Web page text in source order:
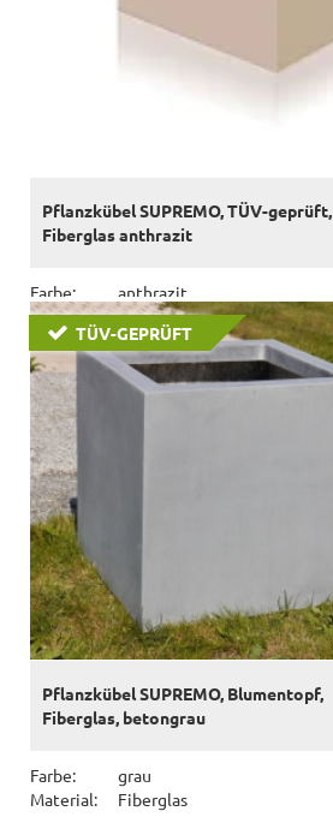
Pflanzkübel SUPREMO, TÜV-geprüft,
Fiberglas anthrazit
Farbe:
anthrazit
Material:
Fiberglas
Größe:
L50x B50x H50 cm
TÜV-GEPRÜFT
Pflanzkübel SUPREMO, Blumentopf,
Fiberglas, betongrau
Farbe:
grau
Material:
Fiberglas